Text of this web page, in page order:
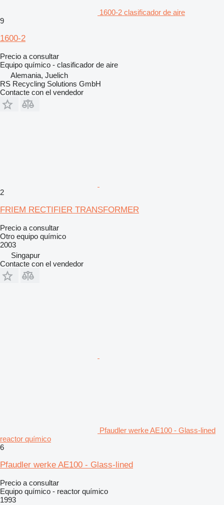
1600-2 clasificador de aire
9
1600-2
Precio a consultar
Equipo químico - clasificador de aire
Alemania, Juelich
RS Recycling Solutions GmbH
Contacte con el vendedor
2
FRIEM RECTIFIER TRANSFORMER
Precio a consultar
Otro equipo químico
2003
Singapur
Contacte con el vendedor
Pfaudler werke AE100 - Glass-lined
reactor químico
6
Pfaudler werke AE100 - Glass-lined
Precio a consultar
Equipo químico - reactor químico
1993